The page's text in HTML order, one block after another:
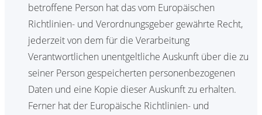
betroffene Person hat das vom Europäischen
Richtlinien- und Verordnungsgeber gewährte Recht,
jederzeit von dem für die Verarbeitung
Verantwortlichen unentgeltliche Auskunft über die zu
seiner Person gespeicherten personenbezogenen
Daten und eine Kopie dieser Auskunft zu erhalten.
Ferner hat der Europäische Richtlinien- und